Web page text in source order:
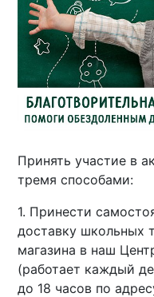
Принять участие в
тремя способами:
1. Принести
доставку школьных
магазина в наш
(работает каждый
до 18 часов по